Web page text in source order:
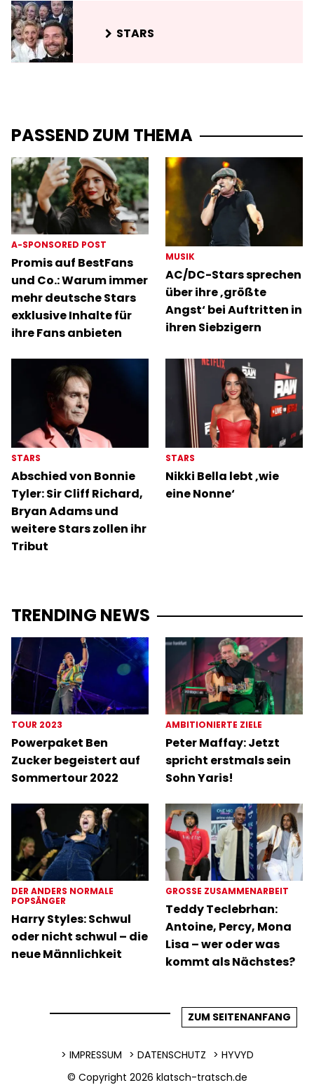
STARS
PASSEND ZUM THEMA
A-SPONSORED POST
Promis auf BestFans
und Co.: Warum immer
mehr deutsche Stars
exklusive Inhalte für
ihre Fans anbieten
MUSIK
AC/DC-Stars sprechen
über ihre ‚größte
Angst‘ bei Auftritten in
ihren Siebzigern
STARS
Abschied von Bonnie
Tyler: Sir Cliff Richard,
Bryan Adams und
weitere Stars zollen ihr
Tribut
STARS
Nikki Bella lebt ‚wie
eine Nonne‘
TRENDING NEWS
TOUR 2023
Powerpaket Ben
Zucker begeistert auf
Sommertour 2022
AMBITIONIERTE ZIELE
Peter Maffay: Jetzt
spricht erstmals sein
Sohn Yaris!
DER ANDERS NORMALE
POPSÄNGER
Harry Styles: Schwul
oder nicht schwul – die
neue Männlichkeit
GROSSE ZUSAMMENARBEIT
Teddy Teclebrhan:
Antoine, Percy, Mona
Lisa – wer oder was
kommt als Nächstes?
ZUM SEITENANFANG
IMPRESSUM DATENSCHUTZ
HYVYD
© Copyright 2026 klatsch-tratsch.de